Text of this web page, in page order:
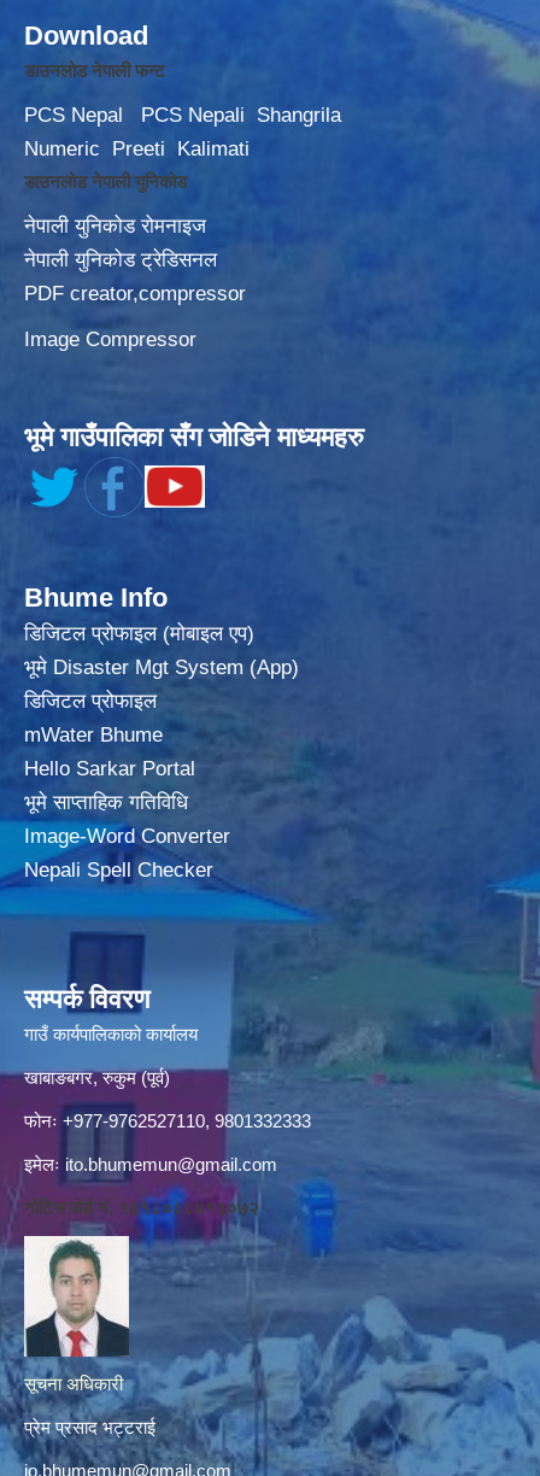
Download
डाउनलोड नेपाली फन्ट
PCS Nepal PCS Nepali
Shangrila
Numeric
Preeti Kalimati
डाउनलोड नेपाली युनिकोड
नेपाली युनिकोड रोमनाइज
नेपाली युनिकोड ट्रेडिसनल
PDF creator,compressor
Image Compressor
भूमे गाउँपालिका सँग जोडिने माध्यमहरु
Bhume Info
डिजिटल प्रोफाइल (मोबाइल एप)
भूमे Disaster Mgt System (App)
डिजिटल प्रोफाइल
mWater Bhume
Hello Sarkar Portal
भूमे साप्ताहिक गतिविधि
Image-Word Converter
Nepali Spell Checker
सम्पर्क विवरण
गाउँ कार्यपालिकाको कार्यालय
खाबाङबगर, रुकुम (पूर्व)
फोनः +977-9762527110, 9801332333
इमेलः ito.bhumemun@gmail.com
नोटिस बोर्ड नं. १६१८०८८४१३०७२
सूचना अधिकारी
प्रेम प्रसाद भट्टराई
io.bhumemun@gmail.com